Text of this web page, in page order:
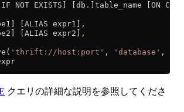
NOT EXISTS] [db.]table_name [ON
[ALIAS expr1],
[ALIAS expr2],
'thrift://host:port' , 'database' ,
クエリの詳細な説明を参照してくださ